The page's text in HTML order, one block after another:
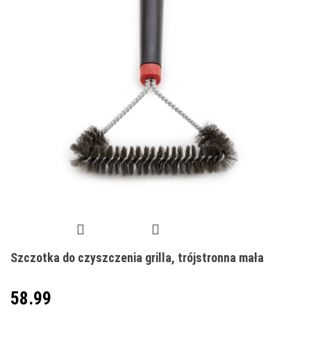
Szczotka do czyszczenia grilla, trójstronna mała
58.99